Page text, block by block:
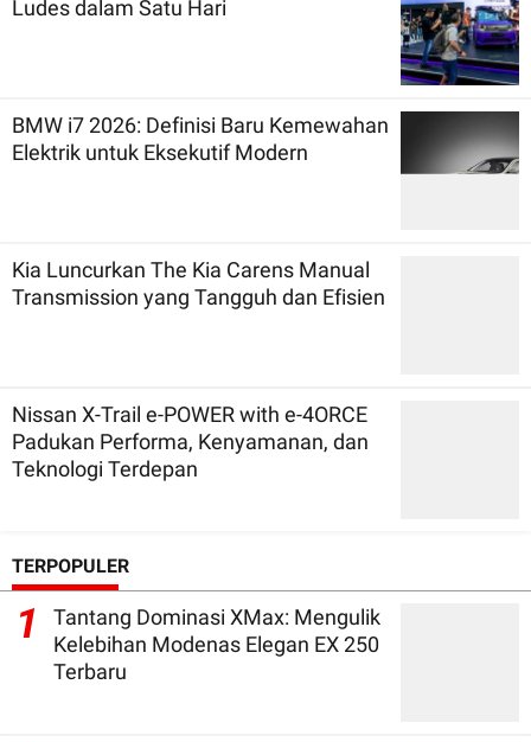
Ludes dalam Satu Hari
BMW i7 2026: Definisi Baru Kemewahan
Elektrik untuk Eksekutif Modern
Kia Luncurkan The Kia Carens Manual
Transmission yang Tangguh dan Efisien
Nissan X-Trail e-POWER with e-4ORCE
Padukan Performa, Kenyamanan, dan
Teknologi Terdepan
TERPOPULER
1
Tantang Dominasi XMax: Mengulik
Kelebihan Modenas Elegan EX 250
Terbaru